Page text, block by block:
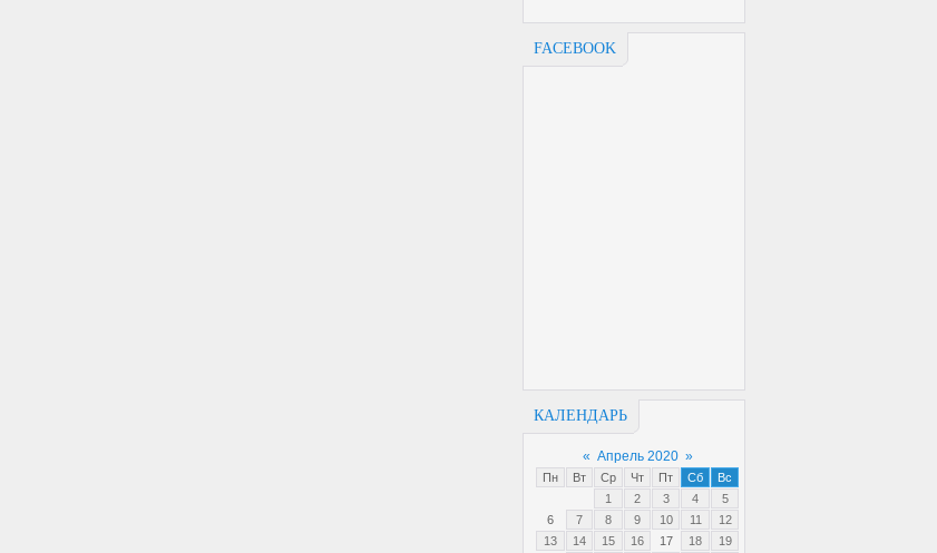
FACEBOOK
КАЛЕНДАРЬ
« Апрель 2020 »
Пн Вт Ср Чт Пт Сб
Вс
1
2 3 4
5
6
7 8 9 10 11
12
13
14 15 16 17 18
19